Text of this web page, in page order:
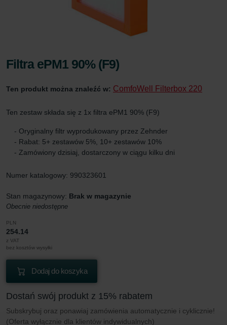
Filtra ePM1 90% (F9)
Ten produkt można znaleźć w: ComfoWell Filterbox 220
Ten zestaw składa się z 1x filtra ePM1 90% (F9)
- Oryginalny filtr wyprodukowany przez Zehnder
- Rabat: 5+ zestawów 5%, 10+ zestawów 10%
- Zamówiony dzisiaj, dostarczony w ciągu kilku dni
Numer katalogowy: 990323601
Stan magazynowy: Brak w magazynie
Obecnie niedostępne
PLN
254.14
z VAT
bez kosztów wysyłki
Dodaj do koszyka
Dostań swój produkt z 15% rabatem
Subskrybuj oraz ponawiaj zamówienia automatycznie i cyklicznie!
(Oferta wyłącznie dla klientów indywidualnych)